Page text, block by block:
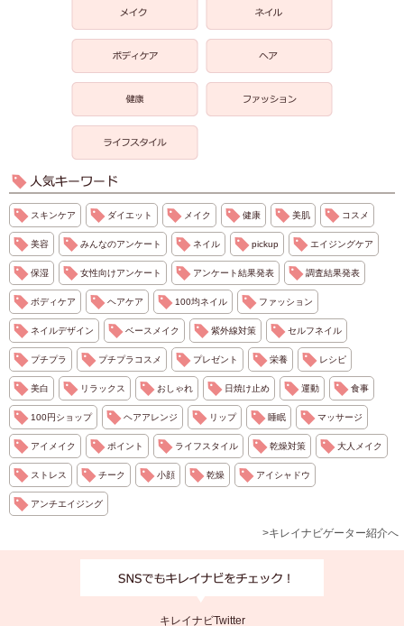
スキンケア ダイエット メイク 健康 美肌 コスメ
美容 みんなのアンケート ネイル pickup エイジングケア
保湿 女性向けアンケート アンケート結果発表 調査結果発表
ボディケア ヘアケア 100均ネイル ファッション
ネイルデザイン ベースメイク 紫外線対策 セルフネイル
プチプラ プチプラコスメ プレゼント 栄養 レシピ
美白 リラックス おしゃれ 日焼け止め 運動 食事
100円ショップ ヘアアレンジ リップ 睡眠 マッサージ
アイメイク ポイント ライフスタイル 乾燥対策 大人メイク
ストレス チーク 小顔 乾燥 アイシャドウ
アンチエイジング
>キレイナビゲーター紹介へ
キレイナビTwitter